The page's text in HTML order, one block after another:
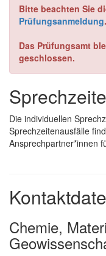
Bitte beachten Sie
Prüfungsanmeldung.
Das Prüfungsamt
geschlossen.
Die individuellen
Sprechzeitenausfälle
Ansprechpartner*innen
Chemie,